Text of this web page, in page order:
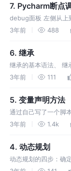
7. Pycharm断点
debug面板 左侧从
program：跳转到下
3年前 488
6. 继承
继承的基本语法、 继
向上抽取。 重写的原
3年前 111
5. 变量声明方法
通过自己写了一个脚
了一个经验：即在代
3年前 1.4k
4. 动态规划
动态规划的四步：确